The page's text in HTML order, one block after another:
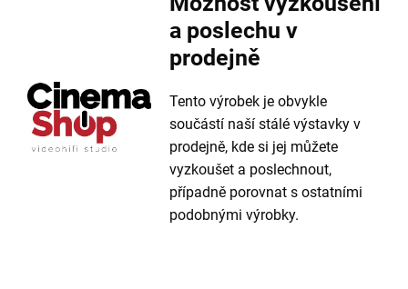
a poslechu v
prodejně
Tento výrobek je obvykle
součástí naší stálé výstavky v
prodejně, kde si jej můžete
vyzkoušet a poslechnout,
případně porovnat s ostatními
podobnými výrobky.